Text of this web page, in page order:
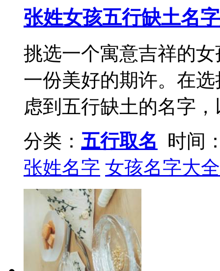
张姓女孩五行缺土名
挑选一个寓意吉祥的
一份美好的期许。在
虑到五行缺土的名字
分类： 五行取名 时间
张姓名字 女孩名字大全